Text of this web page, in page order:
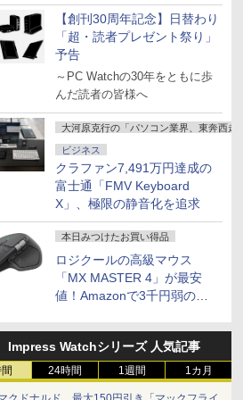
説
【創刊30周年記念】日替わり
「超・読者プレゼント祭り」
予告
～PC Watchの30年をともに歩
んだ読者の皆様へ
大河原克行の「パソコン業界、東奔西走」
ビジネス
クラファン7,491万円達成の
富士通「FMV Keyboard
X」、極限の静音化を追求
本日みつけたお買い得品
ロジクールの高級マウス
「MX MASTER 4」が最安
値！Amazonで3千円弱の割
Impress Watchシリーズ 人気記事
24時間 1週間 1カ月